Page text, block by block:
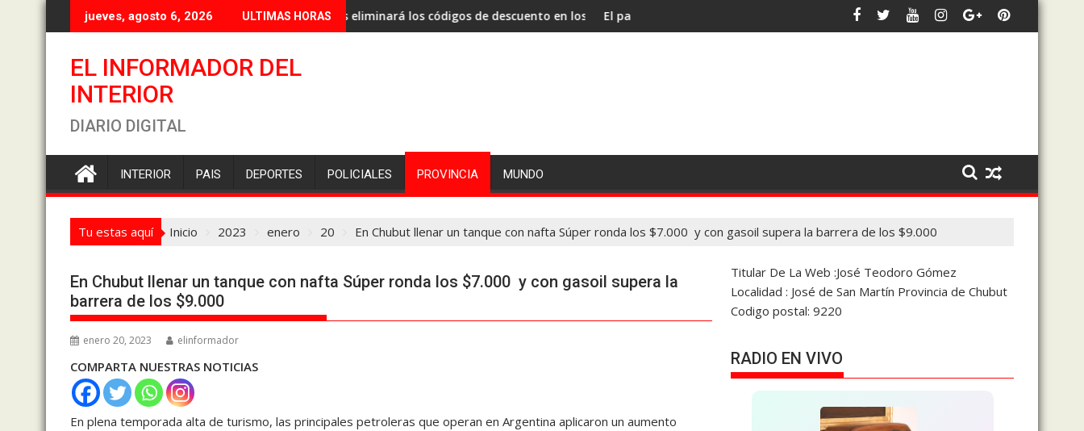
al
jueves, agosto 6, 2026 ULTIMAS HORAS
Torres eliminará los códigos de descuento en los haberes de los empleados públicos para frenar los débitos automáticos
El papa León XIV visitará la Argentina en noviembre El intendente Luka Jones se suma a
EL INFORMADOR DEL
INTERIOR
DIARIO DIGITAL
INTERIOR PAIS DEPORTES POLICIALES PROVINCIA MUNDO
Tu estas aquí Inicio 2023 enero 20 En Chubut llenar un tanque con nafta Súper ronda los $7.000 y con gasoil supera la barrera de los $9.000
En Chubut llenar un tanque con nafta Súper ronda los $7.000 y con gasoil supera la
barrera de los $9.000
enero 20, 2023 elinformador
COMPARTA NUESTRAS NOTICIAS
En plena temporada alta de turismo, las principales petroleras que operan en Argentina aplicaron un aumento
Titular De La Web :José Teodoro Gómez
Localidad : José de San Martín Provincia de Chubut
Codigo postal: 9220
RADIO EN VIVO